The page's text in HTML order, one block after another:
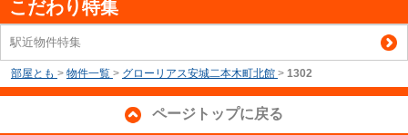
こだわり特集
駅近物件特集
部屋とも > 物件一覧 > グローリアス安城二本木町北館 > 1302
ページトップに戻る